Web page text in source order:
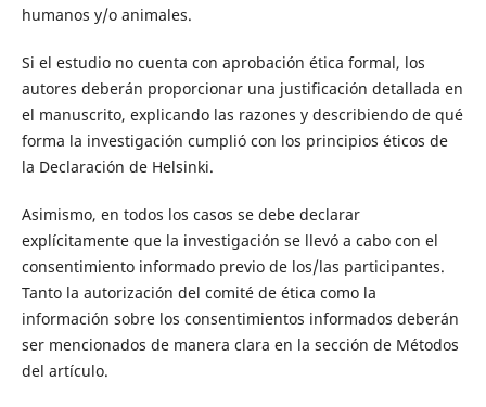
humanos y/o animales.
Si el estudio no cuenta con aprobación ética formal, los
autores deberán proporcionar una justificación detallada en
el manuscrito, explicando las razones y describiendo de qué
forma la investigación cumplió con los principios éticos de
la Declaración de Helsinki.
Asimismo, en todos los casos se debe declarar
explícitamente que la investigación se llevó a cabo con el
consentimiento informado previo de los/las participantes.
Tanto la autorización del comité de ética como la
información sobre los consentimientos informados deberán
ser mencionados de manera clara en la sección de Métodos
del artículo.